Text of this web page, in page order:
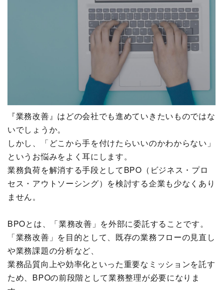
『業務改善』はどの会社でも進めていきたいものではな
いでしょうか。
しかし、「どこから手を付けたらいいのかわからない」
というお悩みをよく耳にします。
業務負荷を解消する手段としてBPO（ビジネス・プロ
セス・アウトソーシング）を検討する企業も少なくあり
ません。
BPOとは、「業務改善」を外部に委託することです。
「業務改善」を目的として、既存の業務フローの見直し
や業務課題の分析など、
業務品質向上や効率化といった重要なミッションを託す
ため、BPOの前段階として業務整理が必要になりま